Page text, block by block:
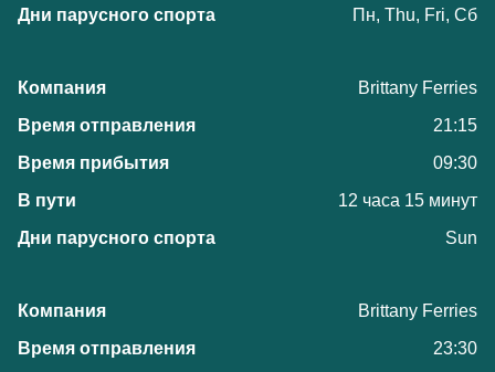
Пн, Thu, Fri, Сб
Brittany Ferries
21:15
09:30
12 часа 15 минут
Sun
Brittany Ferries
23:30